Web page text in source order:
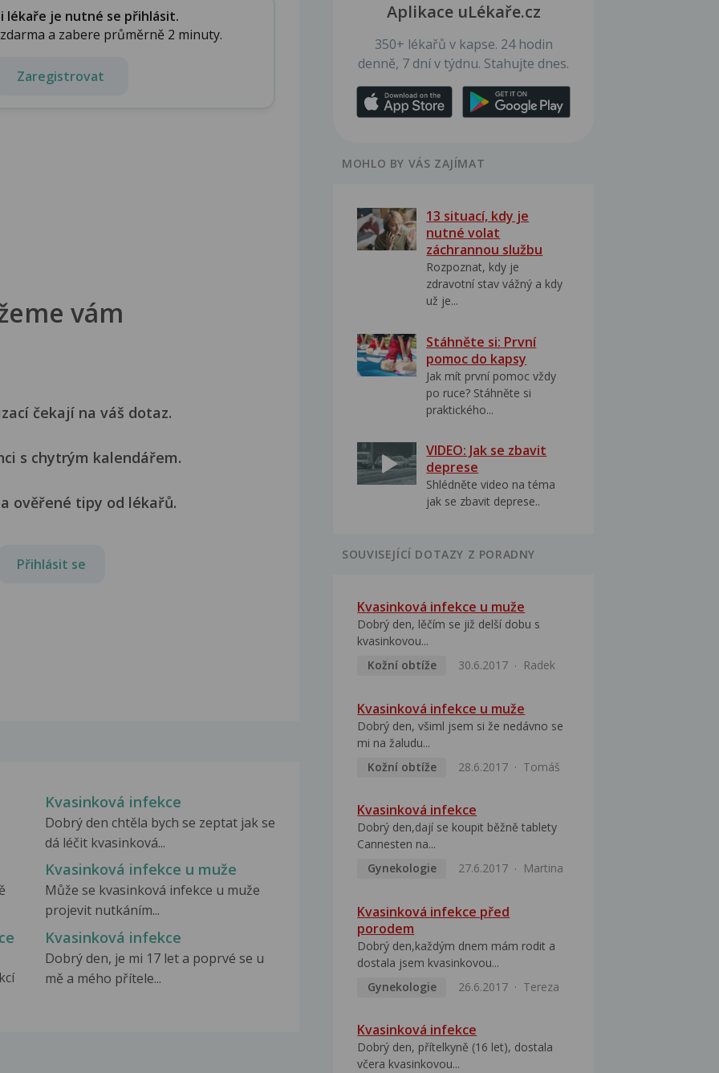
lékaře je nutné se přihlásit.
a zabere průměrně 2 minuty.
Zaregistrovat
vám
čekají na váš dotaz.
s chytrým kalendářem.
ověřené tipy od lékařů.
Přihlásit se
Kvasinková infekce
Dobrý den chtěla bych se zeptat jak se
dá léčit kvasinková...
Kvasinková infekce u muže
Může se kvasinková infekce u muže
projevit nutkáním...
Kvasinková infekce
Dobrý den, je mi 17 let a poprvé se u
mě a mého přítele...
Aplikace uLékaře.cz
350+ lékařů v kapse. 24 hodin
denně, 7 dní v týdnu. Stahujte dnes.
MOHLO BY VÁS ZAJÍMAT
13 situací, kdy je
nutné volat
záchrannou službu
Rozpoznat, kdy je
zdravotní stav vážný a kdy
už je...
Stáhněte si: První
pomoc do kapsy
Jak mít první pomoc vždy
po ruce? Stáhněte si
praktického...
VIDEO: Jak se zbavit
deprese
Shlédněte video na téma
jak se zbavit deprese..
SOUVISEJÍCÍ DOTAZY Z PORADNY
Kvasinková infekce u muže
Dobrý den, lěčím se již delší dobu s
kvasinkovou...
Kožní obtíže
30.6.2017 Radek
Kvasinková infekce u muže
Dobrý den, všiml jsem si že nedávno se
mi na žaludu...
Kožní obtíže
28.6.2017 Tomáš
Kvasinková infekce
Dobrý den,dají se koupit běžně tablety
Cannesten na...
Gynekologie
27.6.2017 Martina
Kvasinková infekce před
porodem
Dobrý den,každým dnem mám rodit a
dostala jsem kvasinkovou...
Gynekologie
26.6.2017 Tereza
Kvasinková infekce
Dobrý den, přítelkyně (16 let), dostala
včera kvasinkovou...